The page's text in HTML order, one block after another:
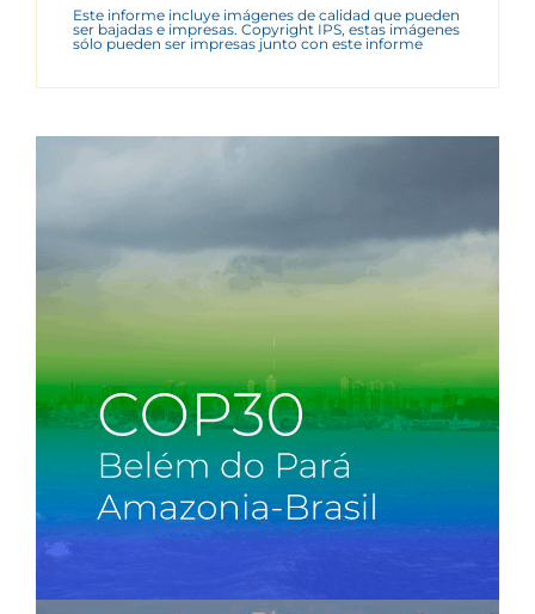
Este informe incluye imágenes de calidad que pueden
ser bajadas e impresas. Copyright IPS, estas imágenes
sólo pueden ser impresas junto con este informe